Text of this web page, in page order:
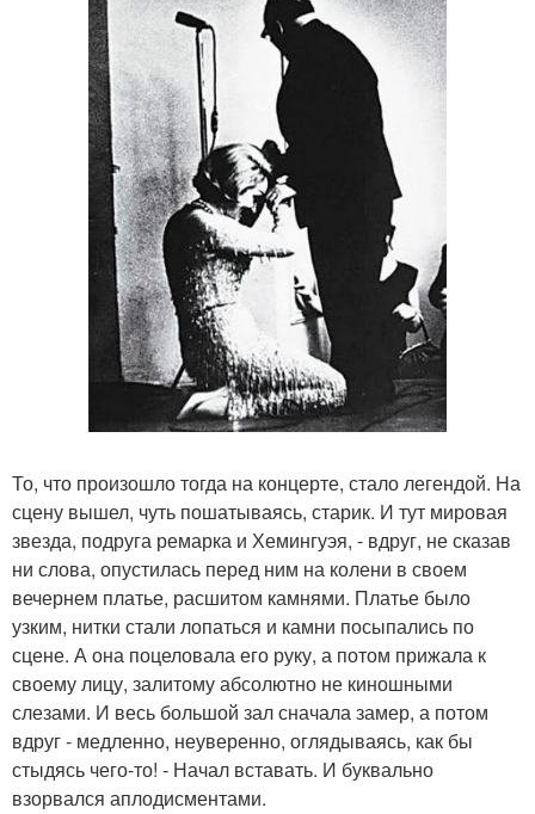
То, что произошло тогда на концерте, стало легендой. На
сцену вышел, чуть пошатываясь, старик. И тут мировая
звезда, подруга ремарка и Хемингуэя, - вдруг, не сказав
ни слова, опустилась перед ним на колени в своем
вечернем платье, расшитом камнями. Платье было
узким, нитки стали лопаться и камни посыпались по
сцене. А она поцеловала его руку, а потом прижала к
своему лицу, залитому абсолютно не киношными
слезами. И весь большой зал сначала замер, а потом
вдруг - медленно, неуверенно, оглядываясь, как бы
стыдясь чего-то! - Начал вставать. И буквально
взорвался аплодисментами.